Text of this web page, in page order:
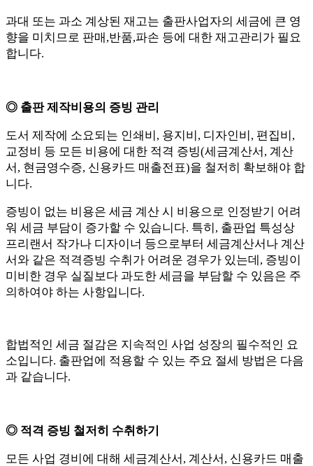
과대 또는 과소 계상된 재고는 출판사업자의 세금에 큰 영
향을 미치므로 판매,반품,파손 등에 대한 재고관리가 필요
합니다.
◎ 출판 제작비용의 증빙 관리
도서 제작에 소요되는 인쇄비, 용지비, 디자인비, 편집비,
교정비 등 모든 비용에 대한 적격 증빙(세금계산서, 계산
서, 현금영수증, 신용카드 매출전표)을 철저히 확보해야 합
니다.
증빙이 없는 비용은 세금 계산 시 비용으로 인정받기 어려
워 세금 부담이 증가할 수 있습니다. 특히, 출판업 특성상
프리랜서 작가나 디자이너 등으로부터 세금계산서나 계산
서와 같은 적격증빙 수취가 어려운 경우가 있는데, 증빙이
미비한 경우 실질보다 과도한 세금을 부담할 수 있음은 주
의하여야 하는 사항입니다.
합법적인 세금 절감은 지속적인 사업 성장의 필수적인 요
소입니다. 출판업에 적용할 수 있는 주요 절세 방법은 다음
과 같습니다.
◎ 적격 증빙 철저히 수취하기
모든 사업 경비에 대해 세금계산서, 계산서, 신용카드 매출